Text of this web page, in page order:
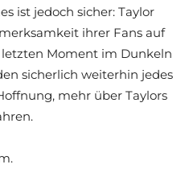
ist jedoch sicher: Taylor
ihrer Fans auf
Moment im Dunkeln
sicherlich weiterhin jedes
mehr über Taylors